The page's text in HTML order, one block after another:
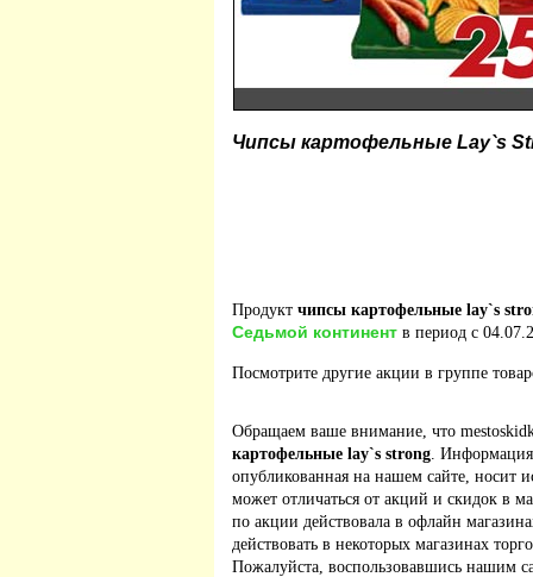
Чипсы картофельные Lay`s
Продукт чипсы картофельные lay`s
Седьмой континент в период с
Посмотрите другие акции в группе
Обращаем ваше внимание, что
картофельные lay`s strong.
опубликованная на нашем сайте, носит
может отличаться от акций и скидок в
по акции действовала в офлайн
действовать в некоторых магазинах
Пожалуйста, воспользовавшись нашим